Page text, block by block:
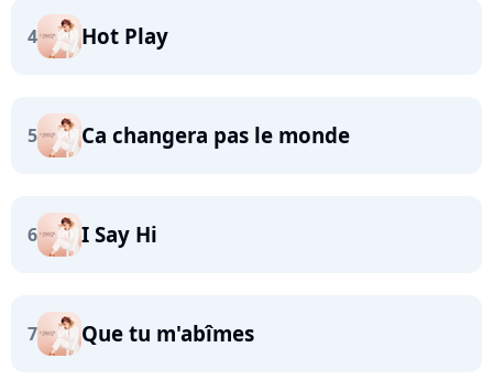
4 Hot Play
5 Ca changera pas le monde
6 I Say Hi
7 Que tu m'abîmes